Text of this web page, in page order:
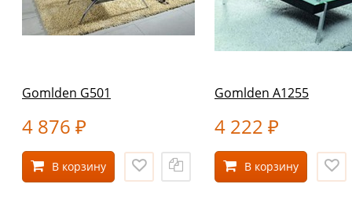
Gomlden G501
4 876 ₽
В корзину
Gomlden А1255
4 222 ₽
В корзину